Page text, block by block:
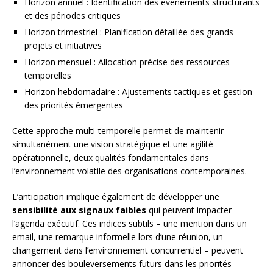
Horizon annuel : Identification des événements structurants
et des périodes critiques
Horizon trimestriel : Planification détaillée des grands
projets et initiatives
Horizon mensuel : Allocation précise des ressources
temporelles
Horizon hebdomadaire : Ajustements tactiques et gestion
des priorités émergentes
Cette approche multi-temporelle permet de maintenir
simultanément une vision stratégique et une agilité
opérationnelle, deux qualités fondamentales dans
l’environnement volatile des organisations contemporaines.
L’anticipation implique également de développer une
sensibilité aux signaux faibles qui peuvent impacter
l’agenda exécutif. Ces indices subtils – une mention dans un
email, une remarque informelle lors d’une réunion, un
changement dans l’environnement concurrentiel – peuvent
annoncer des bouleversements futurs dans les priorités